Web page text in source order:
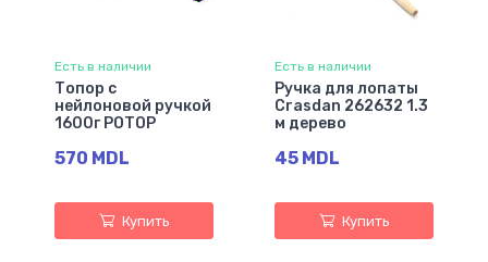
Есть в наличии
Топор с
нейлоновой ручкой
1600г РОТОР
570 MDL
Купить
Есть в наличии
Ручка для лопаты
Crasdan 262632 1.3
м дерево
45 MDL
Купить